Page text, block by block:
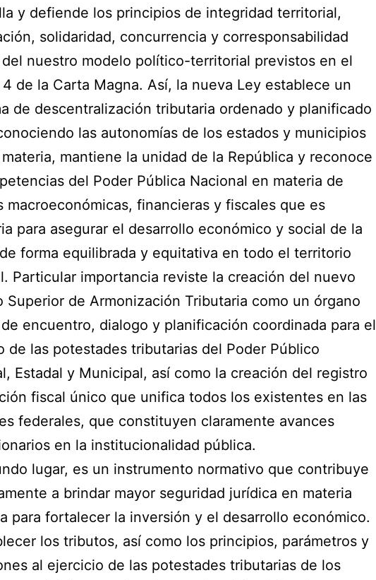
y defiende los principios de integridad territorial,
solidaridad, concurrencia y corresponsabilidad
nuestro modelo político-territorial previstos en el
de la Carta Magna. Así, la nueva Ley establece un
de descentralización tributaria ordenado y planificado
las autonomías de los estados y municipios
mantiene la unidad de la República y reconoce
del Poder Pública Nacional en materia de
macroeconómicas, financieras y fiscales que es
para asegurar el desarrollo económico y social de la
forma equilibrada y equitativa en todo el territorio
Particular importancia reviste la creación del nuevo
Superior de Armonización Tributaria como un órgano
encuentro, dialogo y planificación coordinada para el
de las potestades tributarias del Poder Público
Estadal y Municipal, así como la creación del registro
fiscal único que unifica todos los existentes en las
federales, que constituyen claramente avances
en la institucionalidad pública.
lugar, es un instrumento normativo que contribuye
a brindar mayor seguridad jurídica en materia
para fortalecer la inversión y el desarrollo económico.
los tributos, así como los principios, parámetros y
al ejercicio de las potestades tributarias de los